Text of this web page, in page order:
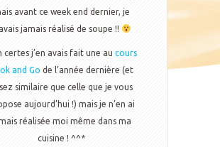
avant ce week end dernier, je
jamais réalisé de soupe !!
certes j’en avais fait une au cours
and Go de l’année dernière (et
similaire que celle que je vous
aujourd’hui !) mais je n’en ai
réalisée moi même dans ma
cuisine ! ^^*